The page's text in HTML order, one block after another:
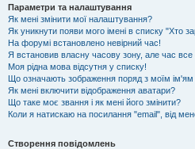
Параметри та налаштування
Як мені змінити мої налаштування?
Як уникнути появи мого імені в списку "Хто
На форумі встановлено невірний час!
Я встановив власну часову зону, але час все
Моя рідна мова відсутня у списку!
Що означають зображення поряд з моїм ім'ям
Як мені включити відображення аватари?
Що таке моє звання і як мені його змінити?
Коли я натискаю на посилання "email", від
Створення повідомлень